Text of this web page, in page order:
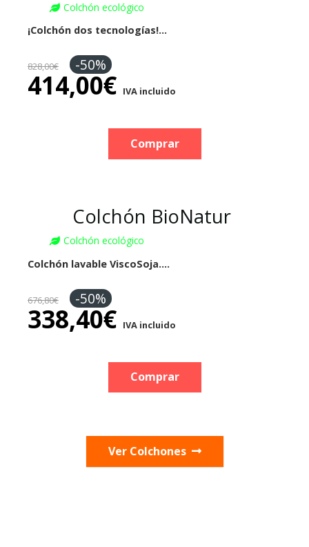
Colchón ecológico
¡Colchón dos tecnologías!…
828,00€ -50%
414,00€ IVA incluido
Comprar
Colchón BioNatur
Colchón ecológico
Colchón lavable ViscoSoja.…
676,80€ -50%
338,40€ IVA incluido
Comprar
Ver Colchones